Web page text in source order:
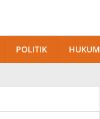
POLITIK HUKUM